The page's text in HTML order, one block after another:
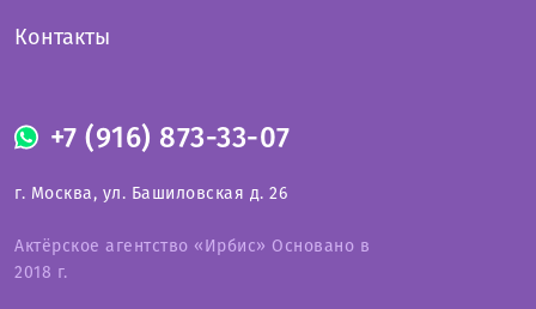
+7 (916) 873-33-07
г. Москва, ул. Башиловская д. 26
Актёрское агентство «Ирбис» Основано в
2018 г.
Контакты